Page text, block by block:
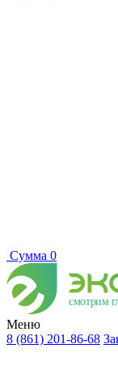
Сумма 0
смотрим
Меню
8 (861) 201-86-68